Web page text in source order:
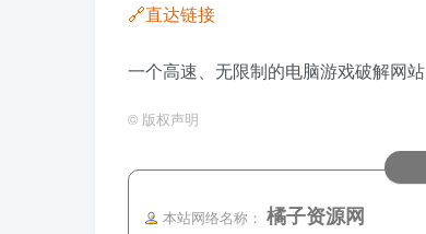
🔗直达链接
一个高速、无限制的电脑游戏破解网站
© 版权声明
本站网络名称： 橘子资源网